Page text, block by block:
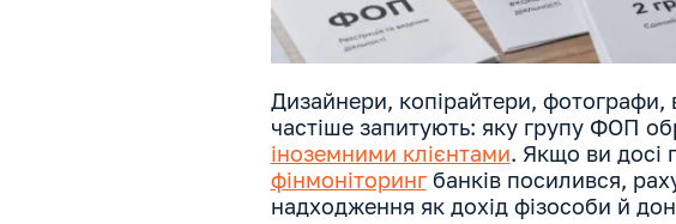
Дизайнери, копірайтери, фотографи,
частіше запитують: яку групу ФОП
іноземними клієнтами. Якщо ви досі
фінмоніторингбанків посилився,
надходження як дохід фізособи й